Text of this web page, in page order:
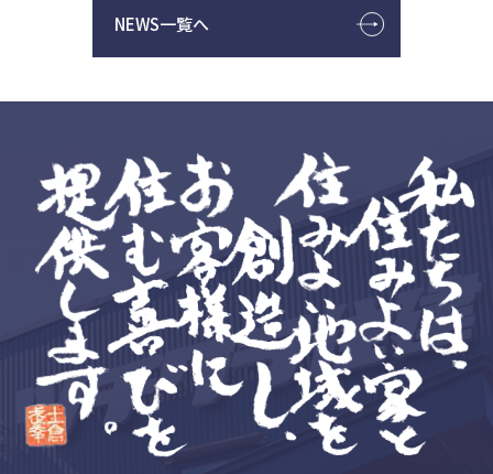
NEWS一覧へ